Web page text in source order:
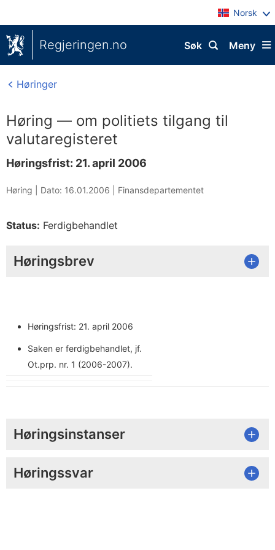
Norsk
Regjeringen.no Meny
Søk
Høringer
Høring — om politiets tilgang til
valutaregisteret
Høringsfrist: 21. april 2006
Høring | Dato: 16.01.2006 Finansdepartementet
Status: Ferdigbehandlet
Høringsbrev
Høringsfrist: 21. april 2006
Saken er ferdigbehandlet, jf.
Ot.prp. nr. 1 (2006-2007).
Høringsinstanser
Høringssvar